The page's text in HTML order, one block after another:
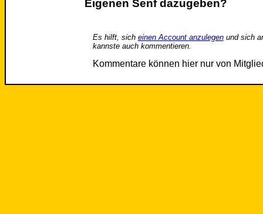
Eigenen Senf dazugeben?
Es hilft, sich einen Account anzulegenund sich
kannste auch kommentieren.
Kommentare können hier nur von